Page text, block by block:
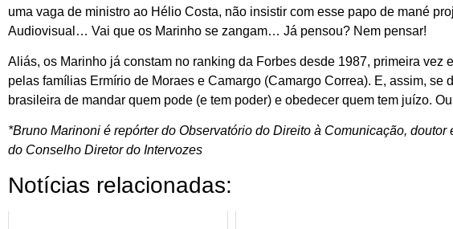
uma vaga de ministro ao Hélio Costa, não insistir com esse papo de mané
Audiovisual… Vai que os Marinho se zangam… Já pensou? Nem pensar!
Aliás, os Marinho já constam no ranking da Forbes desde 1987, primeira vez
pelas famílias Ermírio de Moraes e Camargo (Camargo Correa). E, assim, se
brasileira de mandar quem pode (e tem poder) e obedecer quem tem juízo.
*Bruno Marinoni é repórter do Observatório do Direito à Comunicação,
do Conselho Diretor do Intervozes
Notícias relacionadas: